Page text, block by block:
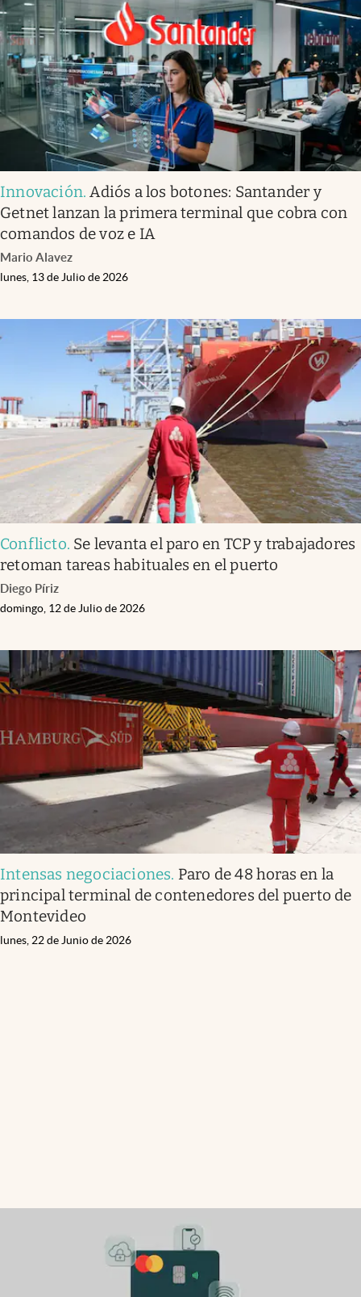
Infotechnology
Clase
Clima
Mundial 2026
Eventos Corporativos
El Cronista Studio
Mediakit
abre en nueva pestaña
Argentina
Innovación.Adiós a los botones: Santander y
Getnet lanzan la primera terminal que cobra con
comandos de voz e IA
Mario Alavez
lunes, 13 de Julio de 2026
Conflicto. Se levanta el paro en TCP y trabajadores
retoman tareas habituales en el puerto
Diego Píriz
domingo, 12 de Julio de 2026
Intensas negociaciones. Paro de 48 horas en la
principal terminal de contenedores del puerto de
Montevideo
lunes, 22 de Junio de 2026